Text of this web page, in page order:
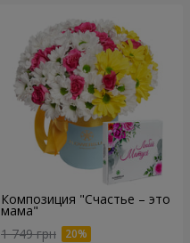
Композиция "Счастье – это
мама"
1 749 грн